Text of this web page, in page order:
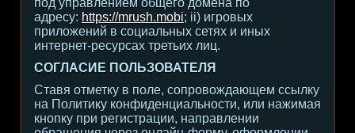
под управлением общего домена по
адресу: https://mrush.mobi; ii) игровых
приложений в социальных сетях и иных
интернет-ресурсах третьих лиц.
СОГЛАСИЕ ПОЛЬЗОВАТЕЛЯ
Ставя отметку в поле, сопровождающем ссылку
на Политику конфиденциальности, или нажимая
кнопку при регистрации, направлении